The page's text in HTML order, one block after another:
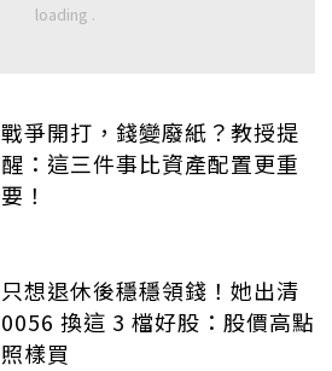
戰爭開打，錢變廢紙？教授提
醒：這三件事比資產配置更重
要！
只想退休後穩穩領錢！她出清
0056 換這 3 檔好股：股價高點
照樣買